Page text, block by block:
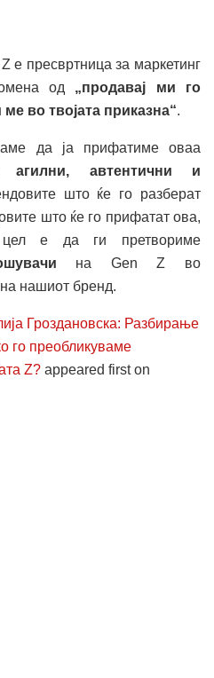
е пресвртница за маркетинг
од „продавај ми го
ме во твојата приказна“.
да ја прифатиме оваа
агилни, автентични и
што ќе го разберат
што ќе го прифатат ова,
е да ги претвориме
на Gen Z во
на нашиот бренд.
Гроздановска: Разбирање
го преобликуваме
Z? appeared first on